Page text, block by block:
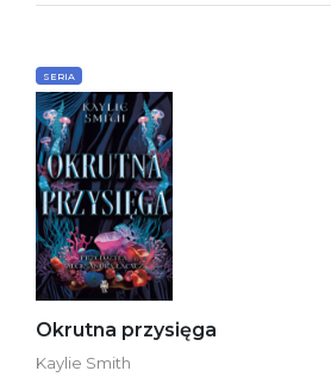
SERIA
Okrutna przysięga
Kaylie Smith